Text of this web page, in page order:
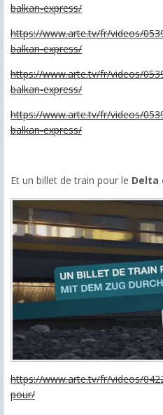
balkan-express/
https://www.arte.tv/fr/videos/
balkan-express/
https://www.arte.tv/fr/videos/
balkan-express/
https://www.arte.tv/fr/videos/
balkan-express/
Et un billet de train pour le Delta
https://www.arte.tv/fr/videos/
pour/